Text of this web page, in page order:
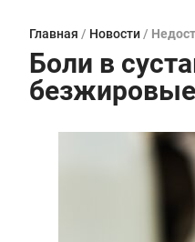
Главная / Новости /
Боли в